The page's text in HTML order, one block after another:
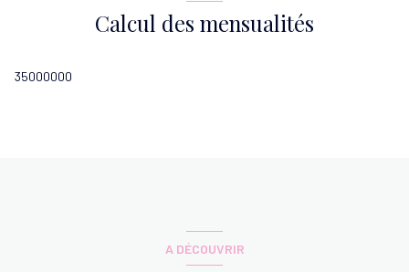
Calcul des mensualités
35000000
A DÉCOUVRIR